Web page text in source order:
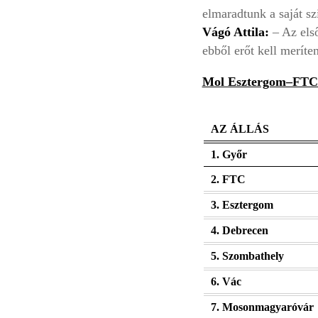
elmaradtunk a saját
Vágó Attila: – Az
ebből erőt kell
Mol
AZ ÁLLÁS
1. Győr
2. FTC
3. Esztergom
4. Debrecen
5. Szombathely
6. Vác
7. Mosonmagyaróvár